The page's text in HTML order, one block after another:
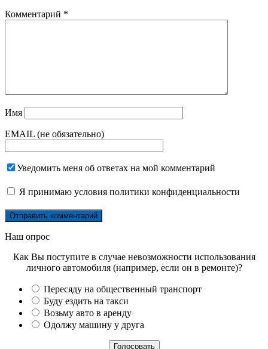
Комментарий *
Имя
EMAIL (не обязательно)
Уведомить меня об ответах на мой комментарий
Я принимаю условия политики конфиденциальности
Наш опрос
Как Вы поступите в случае невозможности использования
личного автомобиля (например, если он в ремонте)?
Пересяду на общественный транспорт
Буду ездить на такси
Возьму авто в аренду
Одолжу машину у друга